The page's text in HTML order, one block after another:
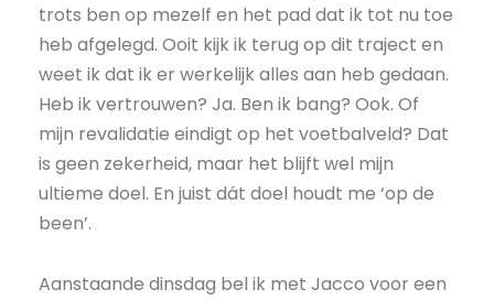
trots ben op mezelf en het pad dat ik tot nu toe
heb afgelegd. Ooit kijk ik terug op dit traject en
weet ik dat ik er werkelijk alles aan heb gedaan.
Heb ik vertrouwen? Ja. Ben ik bang? Ook. Of
mijn revalidatie eindigt op het voetbalveld? Dat
is geen zekerheid, maar het blijft wel mijn
ultieme doel. En juist dát doel houdt me ‘op de
been’.
Aanstaande dinsdag bel ik met Jacco voor een